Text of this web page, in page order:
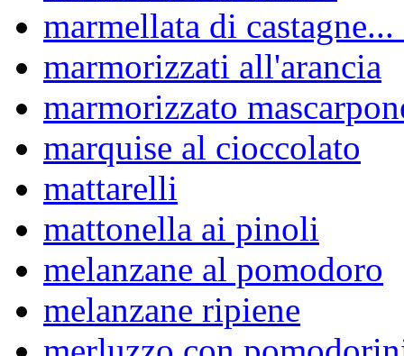
marmellata di
marmorizzati all'arancia
marmorizzato
marquise al cioccolato
mattarelli
mattonella ai pinoli
melanzane al pomodoro
melanzane ripiene